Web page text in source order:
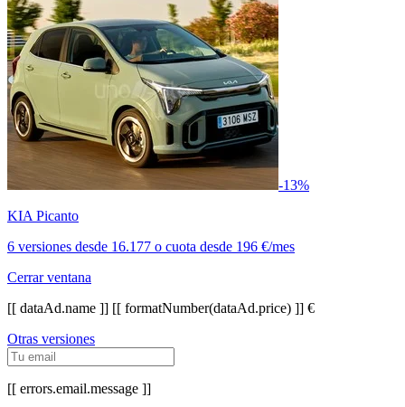
-13%
KIA Picanto
6 versiones desde 16.177 o cuota desde 196 €/mes
Cerrar ventana
[[ dataAd.name ]] [[ formatNumber(dataAd.price) ]] €
Otras versiones
[[ errors.email.message ]]